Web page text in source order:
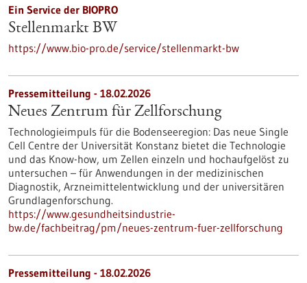
Ein Service der BIOPRO
Stellenmarkt BW
https://www.bio-pro.de/service/stellenmarkt-bw
Pressemitteilung - 18.02.2026
Neues Zentrum für Zellforschung
Technologieimpuls für die Bodenseeregion: Das neue Single
Cell Centre der Universität Konstanz bietet die Technologie
und das Know-how, um Zellen einzeln und hochaufgelöst zu
untersuchen – für Anwendungen in der medizinischen
Diagnostik, Arzneimittelentwicklung und der universitären
Grundlagenforschung.
https://www.gesundheitsindustrie-
bw.de/fachbeitrag/pm/neues-zentrum-fuer-zellforschung
Pressemitteilung - 18.02.2026